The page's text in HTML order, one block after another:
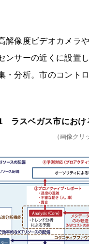
解像度ビデオカメラ
ンサーの近くに設置
・分析。市のコント
ラスベガス市におけ
（画像クリ